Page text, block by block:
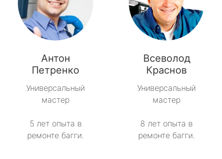
Антон
Петренко
Универсальный
мастер
5 лет опыта в
ремонте багги.
Всеволод
Краснов
Универсальный
мастер
8 лет опыта в
ремонте багги.